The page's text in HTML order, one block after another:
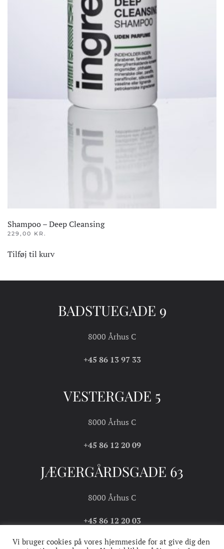
Shampoo – Deep Cleansing
229,00 KR.
Tilføj til kurv
BADSTUEGADE 9
8000 Århus C
+45 86 13 97 33
VESTERGADE 5
8000 Århus C
+45 86 12 20 09
JÆGERGÅRDSGADE 63
8000 Århus C
+45 86 12 20 03
Vi bruger cookies på vores hjemmeside for at give dig den